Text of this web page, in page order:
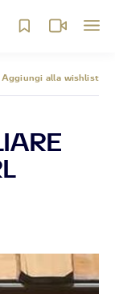
Aggiungi alla wishlist